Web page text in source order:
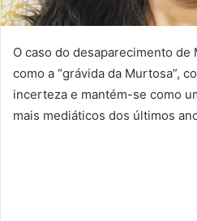
O caso do desaparecimento de
como a “grávida da Murtosa”,
incerteza e mantém-se como
mais mediáticos dos últimos